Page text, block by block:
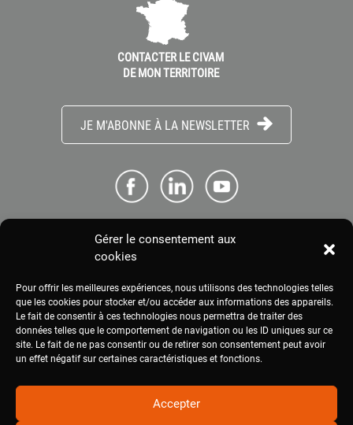
Gérer le consentement aux
cookies
Pour offrir les meilleures expériences, nous utilisons des technologies telles
que les cookies pour stocker et/ou accéder aux informations des appareils.
Le fait de consentir à ces technologies nous permettra de traiter des
données telles que le comportement de navigation ou les ID uniques sur ce
site. Le fait de ne pas consentir ou de retirer son consentement peut avoir
un effet négatif sur certaines caractéristiques et fonctions.
Accepter
CONTACTER LE CIVAM
DE MON TERRITOIRE
JE M'ABONNE À LA NEWSLETTER
ME CONNECTER
ESPACE PRESSE
MENTIONS LÉGALES